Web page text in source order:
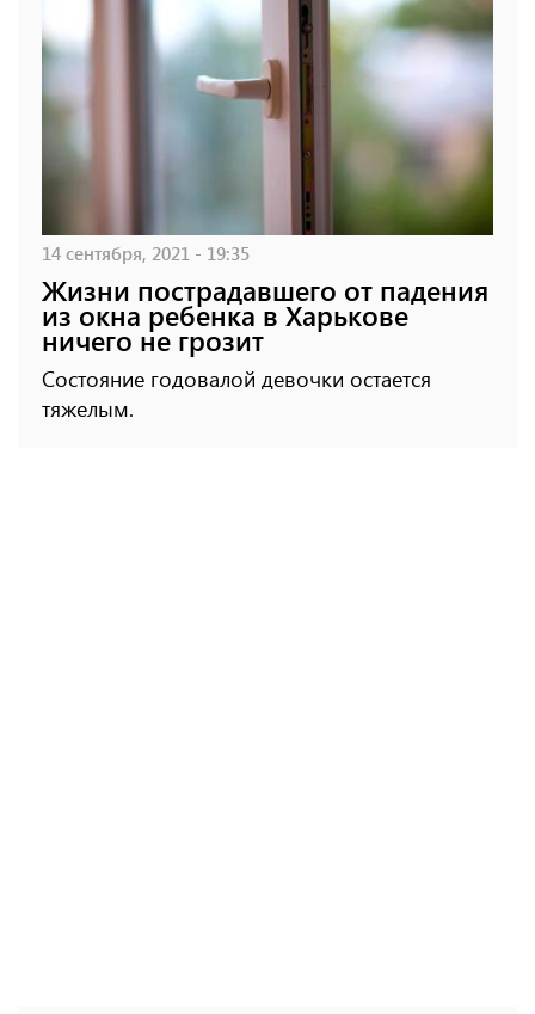
14 сентября, 2021 - 19:35
Жизни пострадавшего от падения
из окна ребенка в Харькове
ничего не грозит
Состояние годовалой девочки остается
тяжелым.